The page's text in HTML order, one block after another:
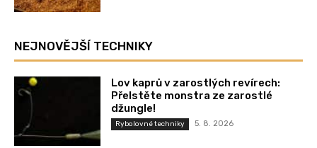
NEJNOVĚJŠÍ TECHNIKY
Lov kaprů v zarostlých revírech:
Přelstěte monstra ze zarostlé
džungle!
Rybolovné techniky 5. 8. 2026